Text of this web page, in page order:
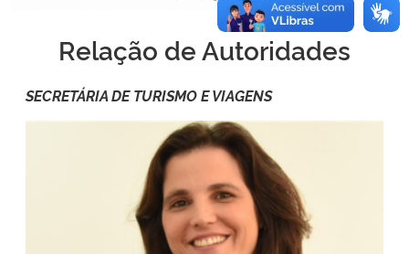
Relação de Autoridades
SECRETÁRIA DE TURISMO E VIAGENS